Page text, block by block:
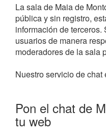
La sala de Maia de
pública y sin registro,
información de terceros.
usuarios de manera
moderadores de la sala
Nuestro servicio de chat
Pon el chat de
tu web